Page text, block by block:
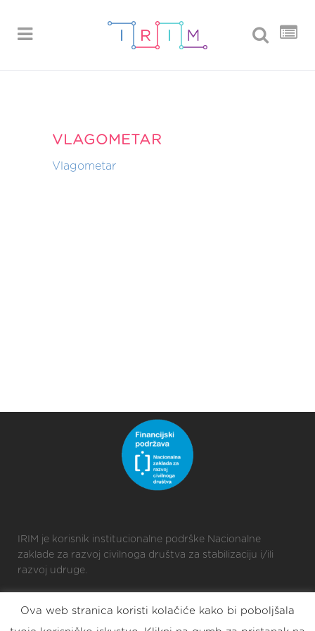
VLAGOMETAR
Vlagometar
IRIM je korisnik institucionalne podrške Nacionalne
zaklade za razvoj civilnoga društva za stabilizaciju i/ili
razvoj udruge.
Ova web stranica koristi kolačiće kako bi poboljšala